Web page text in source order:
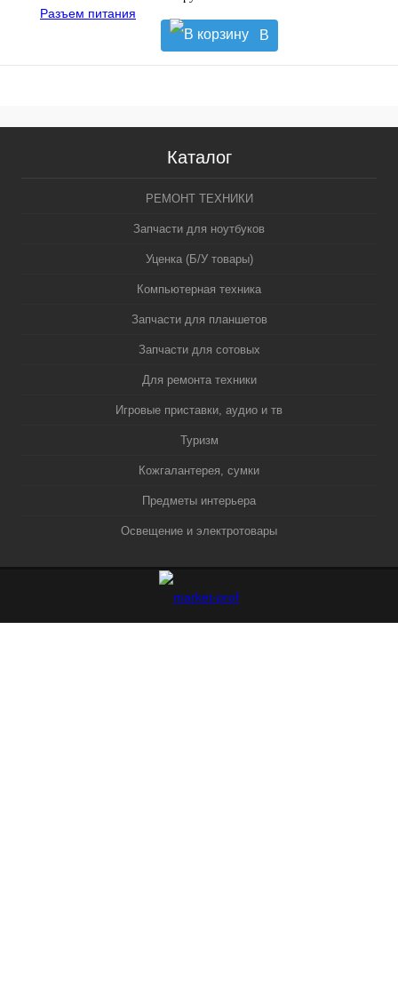
В
корзину
Каталог
РЕМОНТ ТЕХНИКИ
Запчасти для ноутбуков
Уценка (Б/У товары)
Компьютерная техника
Запчасти для планшетов
Запчасти для сотовых
Для ремонта техники
Игровые приставки, аудио и тв
Туризм
Кожгалантерея, сумки
Предметы интерьера
Освещение и электротовары